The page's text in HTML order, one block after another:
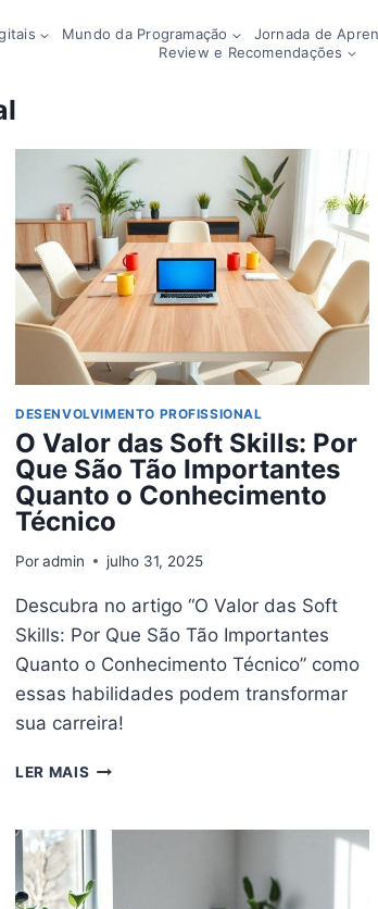
Mundo da Programação Jornada de
Review e Recomendações
DESENVOLVIMENTO PROFISSIONAL
O Valor das Soft Skills: Por
Que São Tão Importantes
Quanto o Conhecimento
Técnico
Poradmin julho 31, 2025
Descubra no artigo “O Valor das Soft
Skills: Por Que São Tão Importantes
Quanto o Conhecimento Técnico” como
essas habilidades podem transformar
sua carreira!
LER MAIS
SOFT
POR